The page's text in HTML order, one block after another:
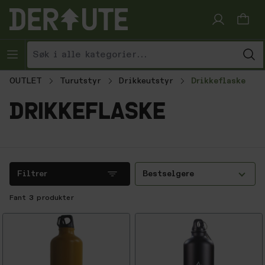
Hopp til innhold
OUTLET Turutstyr Drikkeutstyr Drikkeflaske
drikkeflaske
Filtrer Bestselgere
Fant 3 produkter